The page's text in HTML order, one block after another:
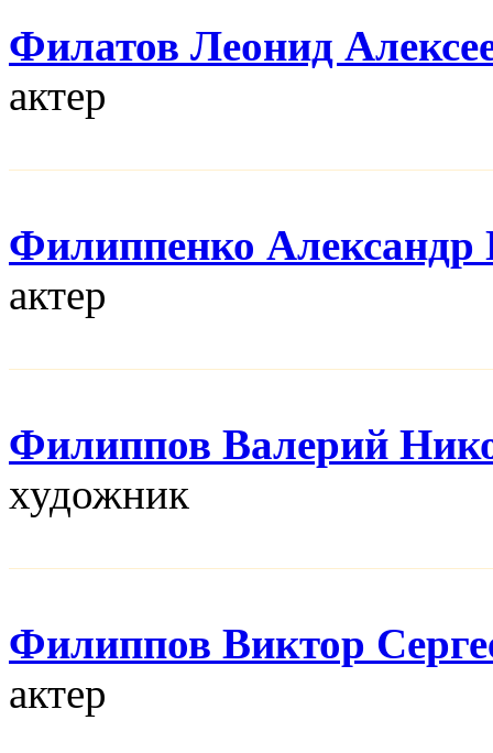
Филатов Леонид
актер
Филиппенко Александр
актер
Филиппов Валерий
художник
Филиппов Виктор
актер